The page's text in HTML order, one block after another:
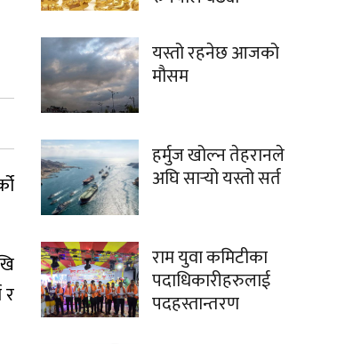
र
यस्तो रहनेछ आजको
मौसम
हर्मुज खोल्न तेहरानले
अघि सार्‍यो यस्तो सर्त
राम युवा कमिटीका
पदाधिकारीहरुलाई
पदहस्तान्तरण